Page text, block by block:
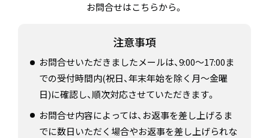
お問合せはこちらから。
注意事項
お問合せいただきましたメールは、9:00～17:00ま
での受付時間内(祝日、年末年始を除く月〜金曜
日)に確認し、順次対応させていただきます。
お問合せ内容によっては、お返事を差し上げるま
でに数日いただく場合やお返事を差し上げられな